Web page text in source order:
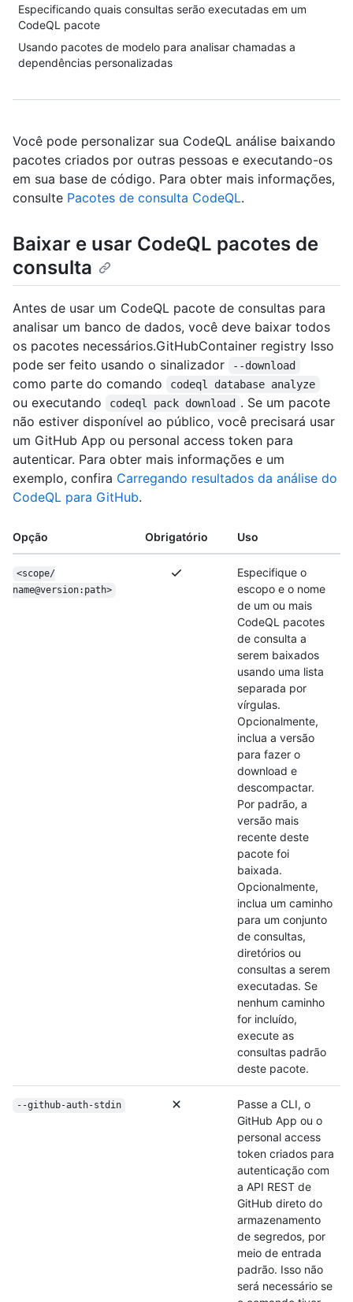
Especificando quais consultas serão executadas em um
CodeQL pacote
Usando pacotes de modelo para analisar chamadas a
dependências personalizadas
Você pode personalizar sua CodeQL análise baixando
pacotes criados por outras pessoas e executando-os
em sua base de código. Para obter mais informações,
consulte Pacotes de consulta CodeQL.
Baixar e usar CodeQL pacotes de
consulta
Antes de usar um CodeQL pacote de consultas para
analisar um banco de dados, você deve baixar todos
os pacotes necessários.GitHubContainer registry Isso
pode ser feito usando o sinalizador
--download
como parte do comando codeql database analyze
ou executando codeql pack download . Se um pacote
não estiver disponível ao público, você precisará usar
um GitHub App ou personal access token para
autenticar. Para obter mais informações e um
exemplo, confira Carregando resultados da análise do
CodeQL para GitHub.
Opção Obrigatório Uso
<scope/
name@version:path>
Especifique o
escopo e o nome
de um ou mais
CodeQL pacotes
de consulta a
serem baixados
usando uma lista
separada por
vírgulas.
Opcionalmente,
inclua a versão
para fazer o
download e
descompactar.
Por padrão, a
versão mais
recente deste
pacote foi
baixada.
Opcionalmente,
inclua um caminho
para um conjunto
de consultas,
diretórios ou
consultas a serem
executadas. Se
nenhum caminho
for incluído,
execute as
consultas padrão
deste pacote.
--github-auth-stdin
Passe a CLI, o
GitHub App ou o
personal access
token criados para
autenticação com
a API REST de
GitHub direto do
armazenamento
de segredos, por
meio de entrada
padrão. Isso não
será necessário se